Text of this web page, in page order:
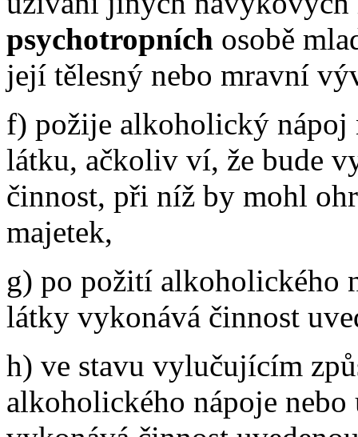
psychotropních osobě
její tělesný nebo mravní
f) požije alkoholický
látku, ačkoliv ví, že bude
činnost, při níž by mohl
majetek,
g) po požití alkoholického
látky vykonává činnost
h) ve stavu vylučujícím
alkoholického nápoje